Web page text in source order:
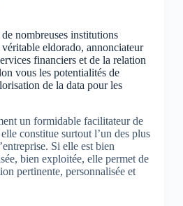
nombreuses institutions
eldorado, annonciateur
financiers et de la relation
vous les potentialités de
de la data pour les
un formidable facilitateur de
constitue surtout l’un des plus
Si elle est bien
bien exploitée, elle permet de
pertinente, personnalisée et